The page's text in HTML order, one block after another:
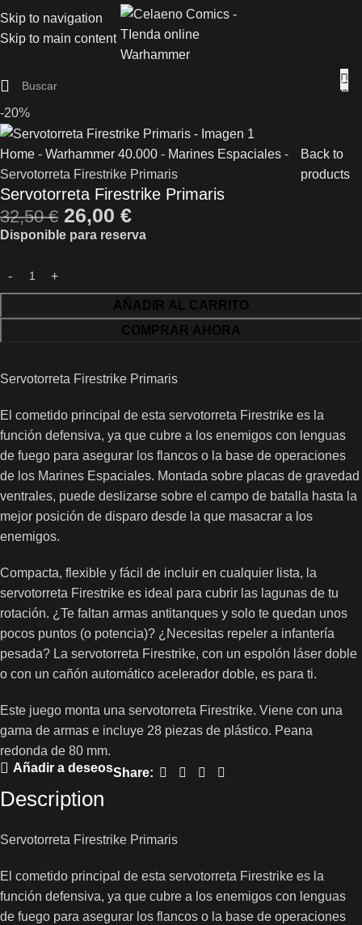
Skip to navigation
Skip to main content
-20%
Home - Warhammer 40.000 - Marines Espaciales -
Servotorreta Firestrike Primaris
Back to
products
Servotorreta Firestrike Primaris
32,50€ 26,00 €
Disponible para reserva
AÑADIR AL CARRITO
COMPRAR AHORA
Servotorreta Firestrike Primaris
El cometido principal de esta servotorreta Firestrike es la
función defensiva, ya que cubre a los enemigos con lenguas
de fuego para asegurar los flancos o la base de operaciones
de los Marines Espaciales. Montada sobre placas de gravedad
ventrales, puede deslizarse sobre el campo de batalla hasta la
mejor posición de disparo desde la que masacrar a los
enemigos.
Compacta, flexible y fácil de incluir en cualquier lista, la
servotorreta Firestrike es ideal para cubrir las lagunas de tu
rotación. ¿Te faltan armas antitanques y solo te quedan unos
pocos puntos (o potencia)? ¿Necesitas repeler a infantería
pesada? La servotorreta Firestrike, con un espolón láser doble
o con un cañón automático acelerador doble, es para ti.
Este juego monta una servotorreta Firestrike. Viene con una
gama de armas e incluye 28 piezas de plástico. Peana
redonda de 80 mm.
Añadir a deseosShare:
Description
Servotorreta Firestrike Primaris
El cometido principal de esta servotorreta Firestrike es la
función defensiva, ya que cubre a los enemigos con lenguas
de fuego para asegurar los flancos o la base de operaciones